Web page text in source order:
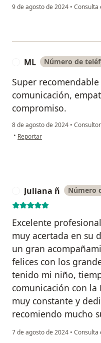
9 de agosto de 2024 • Consulta
ML Número de
Super
comunicación,
compromiso.
8 de agosto de 2024 •
• en opinión del usuario ML
Reportar
Juliana ñ Número
Excelente
muy acertada en su
un gran
felices con los
tenido mi niño,
comunicación con
muy constante y
recomiendo mucho
7 de agosto de 2024 • Consulta